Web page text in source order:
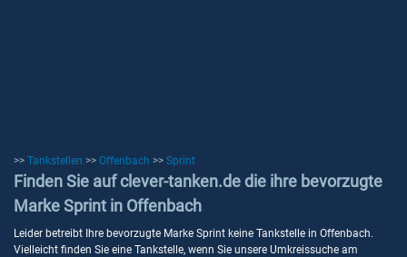
>> Tankstellen >> Offenbach >> Sprint
Finden Sie auf clever-tanken.de die ihre bevorzugte
Marke Sprint in Offenbach
Leider betreibt Ihre bevorzugte Marke Sprint keine Tankstelle in Offenbach.
Vielleicht finden Sie eine Tankstelle, wenn Sie unsere Umkreissuche am